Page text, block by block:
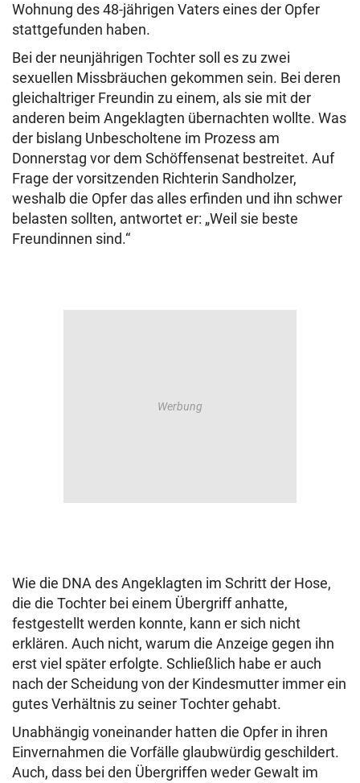
Wohnung des 48-jährigen Vaters eines der Opfer
stattgefunden haben.
Bei der neunjährigen Tochter soll es zu zwei
sexuellen Missbräuchen gekommen sein. Bei deren
gleichaltriger Freundin zu einem, als sie mit der
anderen beim Angeklagten übernachten wollte. Was
der bislang Unbescholtene im Prozess am
Donnerstag vor dem Schöffensenat bestreitet. Auf
Frage der vorsitzenden Richterin Sandholzer,
weshalb die Opfer das alles erfinden und ihn schwer
belasten sollten, antwortet er: „Weil sie beste
Freundinnen sind.“
Wie die DNA des Angeklagten im Schritt der Hose,
die die Tochter bei einem Übergriff anhatte,
festgestellt werden konnte, kann er sich nicht
erklären. Auch nicht, warum die Anzeige gegen ihn
erst viel später erfolgte. Schließlich habe er auch
nach der Scheidung von der Kindesmutter immer ein
gutes Verhältnis zu seiner Tochter gehabt.
Unabhängig voneinander hatten die Opfer in ihren
Einvernahmen die Vorfälle glaubwürdig geschildert.
Auch, dass bei den Übergriffen weder Gewalt im